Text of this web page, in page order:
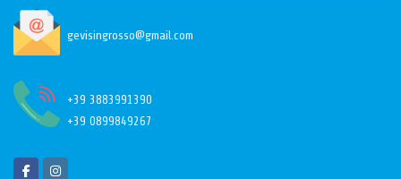
gevisingrosso@gmail.com
+39 3883991390
+39 0899849267